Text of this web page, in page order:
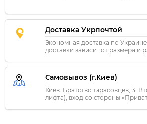
Доставка Укрпочтой
Экономная доставка по
доставки зависит от размера и
Самовывоз (г.Киев)
Киев. Братство тарасовцев, 3.
лифта), вход со стороны